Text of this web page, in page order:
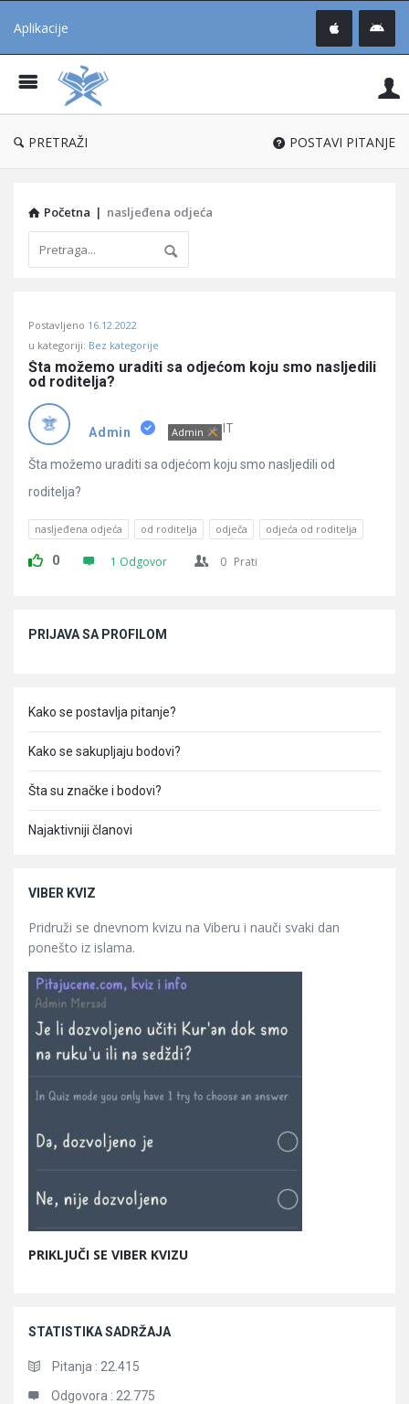
Aplikacije
®
PRETRAŽI POSTAVI PITANJE
Početna | nasljeđena odjeća
Učene
Latest
Pitanja
Postavljeno 16.12.2022
u kategoriji: Bez kategorije
Šta možemo uraditi sa odjećom koju smo nasljedili
od roditelja?
Admin Admin IT
Šta možemo uraditi sa odjećom koju smo nasljedili od
roditelja?
nasljeđena odjeća od roditelja odječa odjeća od roditelja
0 1 Odgovor 0 Prati
PRIJAVA SA PROFILOM
Kako se postavlja pitanje?
Kako se sakupljaju bodovi?
Šta su značke i bodovi?
Najaktivniji članovi
VIBER KVIZ
Pridruži se dnevnom kvizu na Viberu i nauči svaki dan
ponešto iz islama.
PRIKLJUČI SE VIBER KVIZU
STATISTIKA SADRŽAJA
Pitanja : 22.415
Odgovora : 22.775